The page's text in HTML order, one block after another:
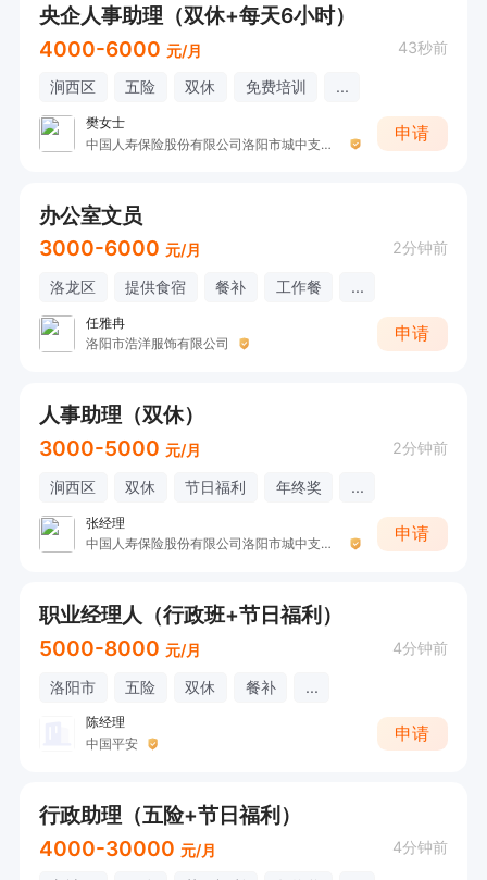
央企人事助理（双休+每天6小时）
4000-6000 元/月 43秒前
涧西区 五险 双休 免费培训 ...
樊女士
中国人寿保险股份有限公司洛阳市城中支公司（涧西银保团队）
申请
办公室文员
3000-6000 元/月 2分钟前
洛龙区 提供食宿 餐补 工作餐 ...
任雅冉
洛阳市浩洋服饰有限公司
申请
人事助理（双休）
3000-5000 元/月 2分钟前
涧西区 双休 节日福利 年终奖 ...
张经理
中国人寿保险股份有限公司洛阳市城中支公司H
申请
职业经理人（行政班+节日福利）
5000-8000 元/月 4分钟前
洛阳市 五险 双休 餐补 ...
陈经理
中国平安
申请
行政助理（五险+节日福利）
4000-30000 元/月 4分钟前